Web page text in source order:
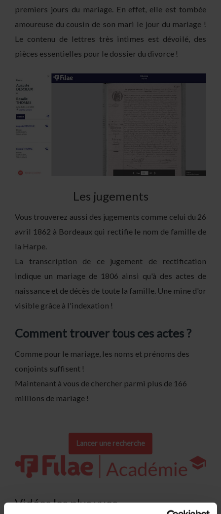
premiers jours du mariage. En effet, elle est tombée
amoureuse du cousin de son mari le jour du mariage !
Le contenu de lettres très intimes est dévoilé, des
pièces essentielles pour le dossier du divorce !
Les jugements
Vous trouverez aussi des jugements comme celui du 26
avril 1862 à Bordeaux qui rectifie le nom de famille de
la Harpe.
La transcription de ce jugement de rectification
indique un mariage de 1806 ainsi qu'à des actes de
naissance et de décès de toute la famille. Une mine d'or
visible grâce à l'indexation !
Comment trouver tous ces actes ?
Comme pour le mariage, les noms et prénoms des
conjoints suffisent !
Maintenant à vous de chercher parmi plus de 166
millions de mariage !
Lancer une recherche
Vidéos les plus vues